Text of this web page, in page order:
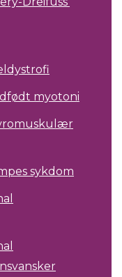
myotoni
sykdom